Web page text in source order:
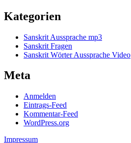
Kategorien
Sanskrit Aussprache mp3
Sanskrit Fragen
Sanskrit Wörter Aussprache Video
Meta
Anmelden
Eintrags-Feed
Kommentar-Feed
WordPress.org
Impressum